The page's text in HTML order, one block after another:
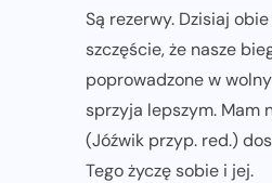
Są rezerwy. Dzisiaj
szczęście, że nasze
poprowadzone w
sprzyja lepszym. Mam
(Jóźwik przyp. red.)
Tego życzę sobie i jej.